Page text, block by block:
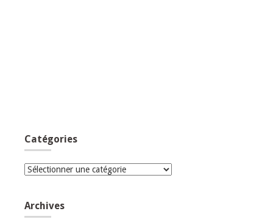
Catégories
Catégories
Archives